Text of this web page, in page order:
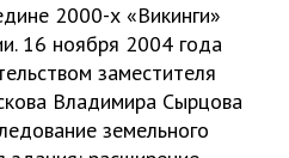
2000-х «Викинги»
16 ноября 2004 года
заместителя
Владимира Сырцова
земельного